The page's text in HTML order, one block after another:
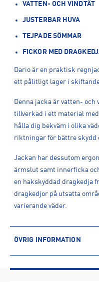
VATTEN- OCH VINDTÄT
JUSTERBAR HUVA
TEJPADE SÖMMAR
FICKOR MED
Dario är en praktisk
ett pålitligt lager i
Denna jacka är vatten-
tillverkad i ett material
hålla dig bekväm i olika
riktningar för bättre skydd
Jackan har dessutom
ärmslut samt innerficka
en hakskyddad dragkedja
dragkedjor på utsatta
varierande väder.
ÖVRIG INFORMATION
Produktnummer: 1616792